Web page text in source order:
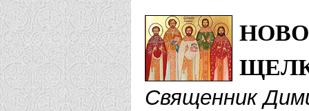
Священник